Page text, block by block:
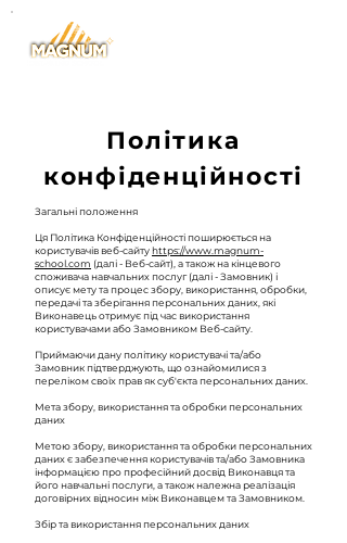
Політика
конфіденційності
Загальні положення
Ця Політика Конфіденційності поширюється на
користувачів веб-сайтуhttps://www.magnum-
school.com (далі - Веб-сайт), а також на кінцевого
споживача навчальних послуг (далі - Замовник) і
описує мету та процес збору, використання, обробки,
передачі та зберігання персональних даних, які
Виконавець отримує під час використання
користувачами або Замовником Веб-сайту.
Приймаючи дану політику користувачі та/або
Замовник підтверджують, що ознайомилися з
переліком своїх прав як суб'єкта персональних даних.
Мета збору, використання та обробки персональних
даних
Метою збору, використання та обробки персональних
даних є забезпечення користувачів та/або Замовника
інформацією про професійний досвід Виконавця та
його навчальні послуги, а також належна реалізація
договірних відносин між Виконавцем та Замовником.
Збір та використання персональних даних